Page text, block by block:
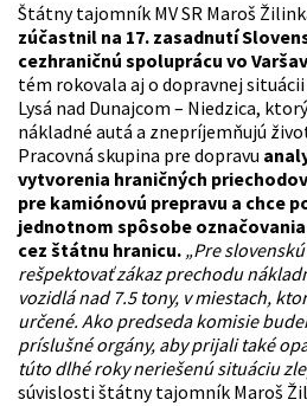
Štátny tajomník MV SR Maroš
zúčastnil na 17. zasadnutí
cezhraničnú spoluprácu vo
tém rokovala aj o dopravnej
Lysá nad Dunajcom – Niedzica,
nákladné autá a znepríjemňujú
Pracovná skupina pre dopravu
vytvorenia hraničných
pre kamiónovú prepravu a chce
jednotnom spôsobe
cez štátnu hranicu. „Pre
rešpektovať zákaz prechodu
vozidlá nad 7.5 tony, v miestach,
určené. Ako predseda komisie
príslušné orgány, aby prijali také
túto dlhé roky neriešenú situáciu
súvislosti štátny tajomník Maroš